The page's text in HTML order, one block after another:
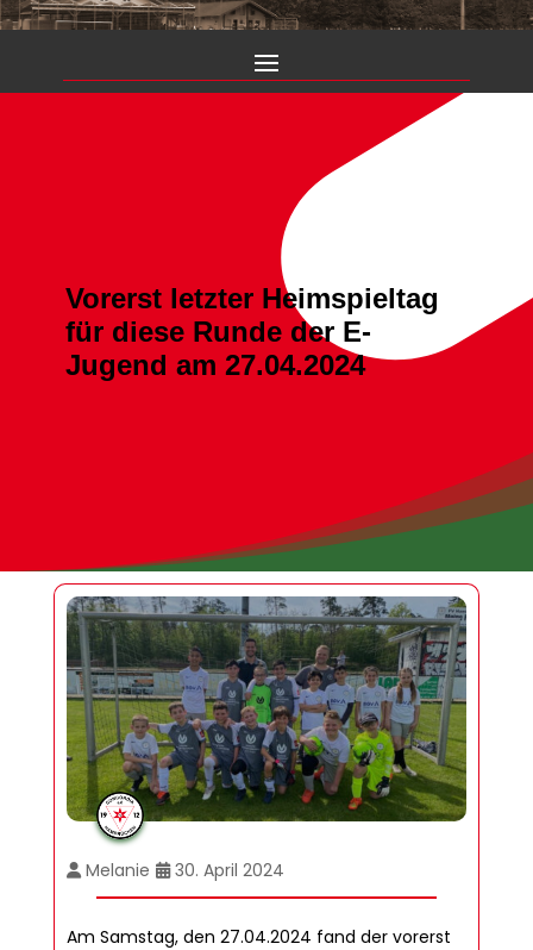
Vorerst letzter Heimspieltag
für diese Runde der E-
Jugend am 27.04.2024
Melanie 30. April 2024
Am Samstag, den 27.04.2024 fand der vorerst